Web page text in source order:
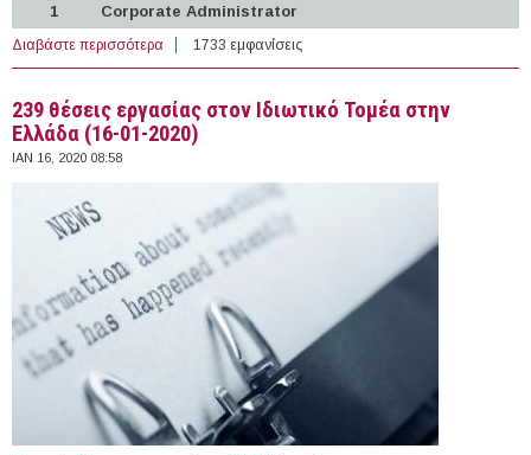
1 Corporate Administrator
Διαβάστε περισσότερα για 118 θέσεις εργασίας στον Ιδιωτικό Τομέα στην
Κύπρο (16-01-2020)
1733 εμφανίσεις
239 θέσεις εργασίας στον Ιδιωτικό Τομέα στην
Ελλάδα (16-01-2020)
ΙΑΝ 16, 2020 08:58